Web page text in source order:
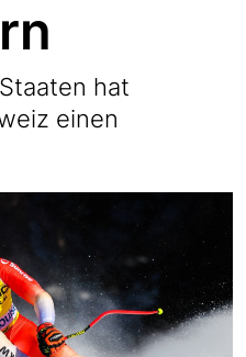
hat
einen